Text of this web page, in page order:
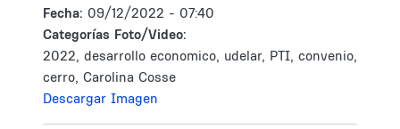
Fecha: 09/12/2022 - 07:40
Categorías Foto/Video:
2022, desarrollo economico, udelar, PTI, convenio,
cerro, Carolina Cosse
Descargar Imagen